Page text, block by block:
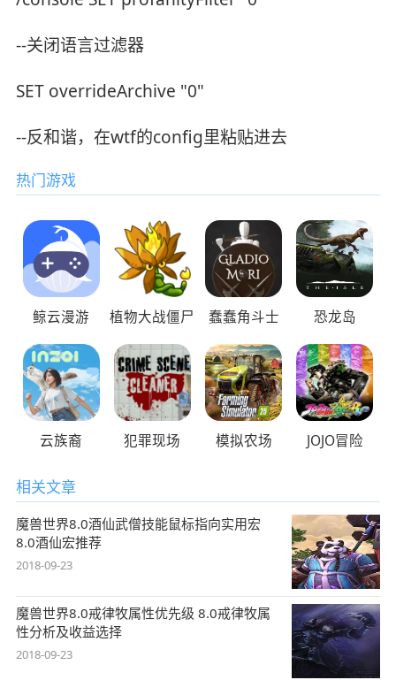
--关闭语言过滤器
SET overrideArchive "0"
--反和谐，在wtf的config里粘贴进去
热门游戏
鲸云漫游 植物大战僵尸 蠢蠢角斗士 恐龙岛
云族裔 犯罪现场 模拟农场 JOJO冒险
相关文章
魔兽世界8.0酒仙武僧技能鼠标指向实用宏
8.0酒仙宏推荐
2018-09-23
魔兽世界8.0戒律牧属性优先级 8.0戒律牧属
性分析及收益选择
2018-09-23